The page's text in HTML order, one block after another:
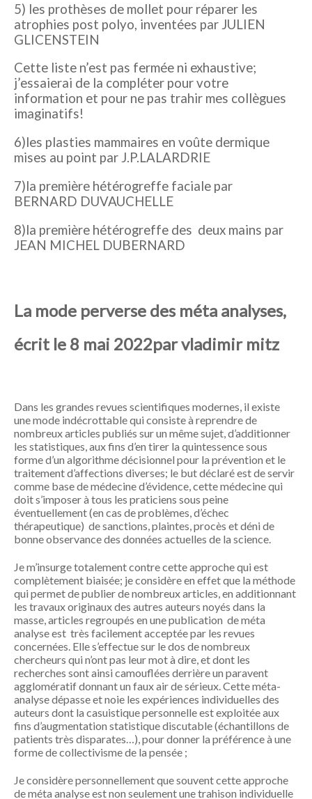
5) les prothèses de mollet pour réparer les
atrophies post polyo, inventées par JULIEN
GLICENSTEIN
Cette liste n’est pas fermée ni exhaustive;
j’essaierai de la compléter pour votre
information et pour ne pas trahir mes collègues
imaginatifs!
6)les plasties mammaires en voûte dermique
mises au point par J.P.LALARDRIE
7)la première hétérogreffe faciale par
BERNARD DUVAUCHELLE
8)la première hétérogreffe des deux mains par
JEAN MICHEL DUBERNARD
La mode perverse des méta analyses,
écrit le 8 mai 2022par vladimir mitz
Dans les grandes revues scientifiques modernes, il existe
une mode indécrottable qui consiste à reprendre de
nombreux articles publiés sur un même sujet, d’additionner
les statistiques, aux fins d’en tirer la quintessence sous
forme d’un algorithme décisionnel pour la prévention et le
traitement d’affections diverses; le but déclaré est de servir
comme base de médecine d’évidence, cette médecine qui
doit s’imposer à tous les praticiens sous peine
éventuellement (en cas de problèmes, d’échec
thérapeutique) de sanctions, plaintes, procès et déni de
bonne observance des données actuelles de la science.
Je m’insurge totalement contre cette approche qui est
complètement biaisée; je considère en effet que la méthode
qui permet de publier de nombreux articles, en additionnant
les travaux originaux des autres auteurs noyés dans la
masse, articles regroupés en une publication de méta
analyse est très facilement acceptée par les revues
concernées. Elle s’effectue sur le dos de nombreux
chercheurs qui n’ont pas leur mot à dire, et dont les
recherches sont ainsi camouflées derrière un paravent
agglomératif donnant un faux air de sérieux. Cette méta-
analyse dépasse et noie les expériences individuelles des
auteurs dont la casuistique personnelle est exploitée aux
fins d’augmentation statistique discutable (échantillons de
patients très disparates…), pour donner la préférence à une
forme de collectivisme de la pensée ;
Je considère personnellement que souvent cette approche
de méta analyse est non seulement une trahison individuelle